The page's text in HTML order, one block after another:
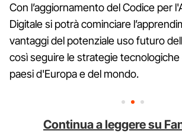
Con l’aggiornamento del Codice per
Digitale si potrà cominciare
vantaggi del potenziale uso futuro
così seguire le strategie tecnologiche
paesi d'Europa e del mondo.
Continua a leggere su